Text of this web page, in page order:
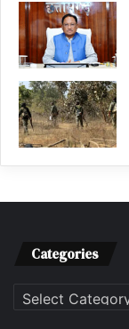
Categories
Categories